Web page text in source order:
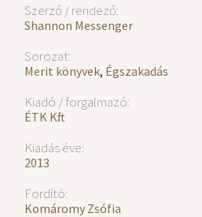
Szerző / rendező:
Shannon Messenger
Sorozat:
Merit könyvek, Égszakadás
Kiadó / forgalmazó:
ÉTK Kft.
Kiadás éve:
2013
Fordító:
Komáromy Zsófia